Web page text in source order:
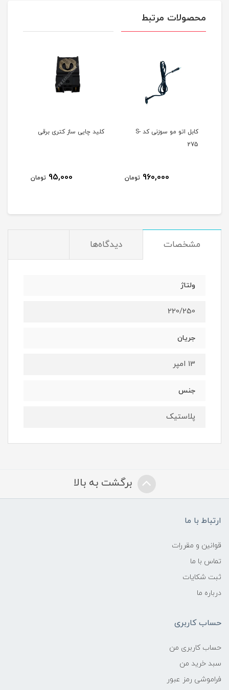
محصولات مرتبط
کابل اتو مو سوزنی کد S-
275
960,000 تومان
کلید چایی ساز کتری برقی
95,000 تومان
مشخصات دیدگاه‌ها
ولتاژ
220/250
جریان
13 امپر
جنس
پلاستیک
برگشت به بالا
ارتباط با ما
قوانین و مقررات
تماس با ما
ثبت شکایات
درباره ما
حساب کاربری
حساب کاربری من
سبد خرید من
فراموشی رمز عبور